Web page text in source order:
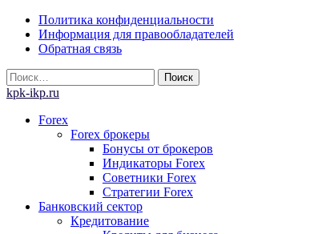
Skip
content
Политика конфиденциальности
Информация для правообладателей
Обратная связь
Найти:
kpk-ikp.ru
Forex
Forex брокеры
Бонусы от брокеров
Индикаторы Forex
Советники Forex
Стратегии Forex
Банковский сектор
Кредитование